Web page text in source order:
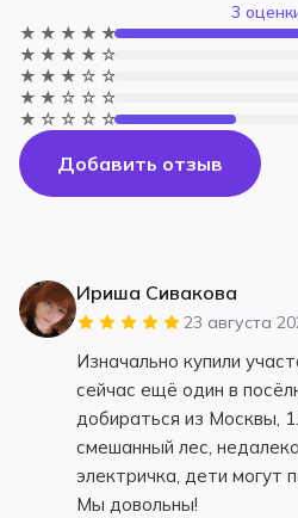
3
★★★★★
★★★★☆
★★★☆☆
★★☆☆☆
★☆☆☆☆
Добавить отзыв
Ириша Сивакова
23 августа
Изначально купили
сейчас ещё один в
добираться из Москвы,
смешанный лес,
электричка, дети могут
Мы довольны!